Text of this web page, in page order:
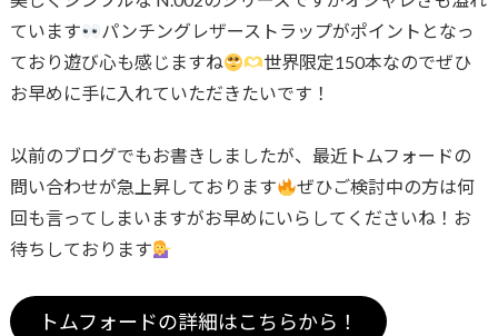
ています
パンチングレザーストラップがポイントとなっ
ており遊び心も感じますね
世界限定150本なのでぜひ
お早めに手に入れていただきたいです！
以前のブログでもお書きしましたが、最近トムフォードの
問い合わせが急上昇しております
ぜひご検討中の方は何
回も言ってしまいますがお早めにいらしてくださいね！お
待ちしております
トムフォードの詳細はこちらから！